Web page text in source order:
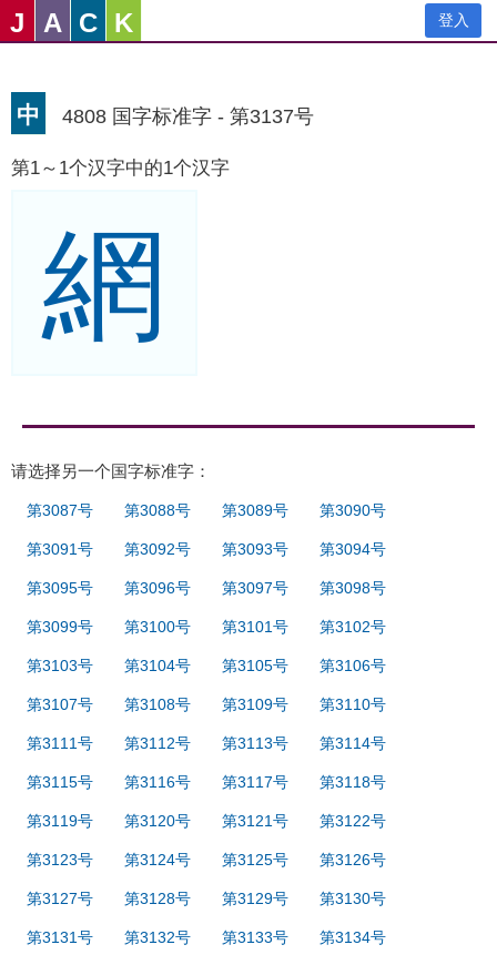
J A C K 登入
中 4808 国字标准字 - 第3137号
第1～1个汉字中的1个汉字
網
请选择另一个国字标准字：
第3087号 第3088号 第3089号 第3090号
第3091号 第3092号 第3093号 第3094号
第3095号 第3096号 第3097号 第3098号
第3099号 第3100号 第3101号 第3102号
第3103号 第3104号 第3105号 第3106号
第3107号 第3108号 第3109号 第3110号
第3111号 第3112号 第3113号 第3114号
第3115号 第3116号 第3117号 第3118号
第3119号 第3120号 第3121号 第3122号
第3123号 第3124号 第3125号 第3126号
第3127号 第3128号 第3129号 第3130号
第3131号 第3132号 第3133号 第3134号